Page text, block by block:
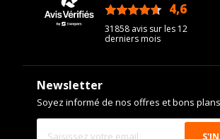
4,6
31858 avis sur les 12
derniers mois
Newsletter
Soyez informé de nos offres et bons